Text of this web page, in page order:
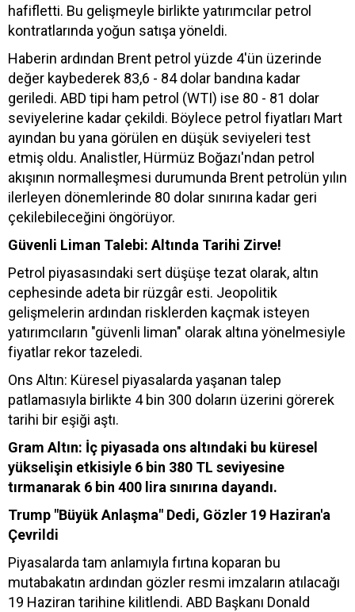
hafifletti. Bu gelişmeyle birlikte yatırımcılar petrol
kontratlarında yoğun satışa yöneldi.
Haberin ardından Brent petrol yüzde 4'ün üzerinde
değer kaybederek 83,6 - 84 dolar bandına kadar
geriledi. ABD tipi ham petrol (WTI) ise 80 - 81 dolar
seviyelerine kadar çekildi. Böylece petrol fiyatları Mart
ayından bu yana görülen en düşük seviyeleri test
etmiş oldu. Analistler, Hürmüz Boğazı'ndan petrol
akışının normalleşmesi durumunda Brent petrolün yılın
ilerleyen dönemlerinde 80 dolar sınırına kadar geri
çekilebileceğini öngörüyor.
Güvenli Liman Talebi: Altında Tarihi Zirve!
Petrol piyasasındaki sert düşüşe tezat olarak, altın
cephesinde adeta bir rüzgâr esti. Jeopolitik
gelişmelerin ardından risklerden kaçmak isteyen
yatırımcıların "güvenli liman" olarak altına yönelmesiyle
fiyatlar rekor tazeledi.
Ons Altın: Küresel piyasalarda yaşanan talep
patlamasıyla birlikte 4 bin 300 doların üzerini görerek
tarihi bir eşiği aştı.
Gram Altın: İç piyasada ons altındaki bu küresel
yükselişin etkisiyle 6 bin 380 TL seviyesine
tırmanarak 6 bin 400 lira sınırına dayandı.
Trump "Büyük Anlaşma" Dedi, Gözler 19 Haziran'a
Çevrildi
Piyasalarda tam anlamıyla fırtına koparan bu
mutabakatın ardından gözler resmi imzaların atılacağı
19 Haziran tarihine kilitlendi. ABD Başkanı Donald